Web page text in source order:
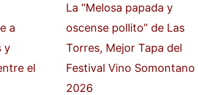
a
y
el
La “Melosa papada y
oscense pollito” de Las
Torres, Mejor Tapa del
Festival Vino Somontano
2026